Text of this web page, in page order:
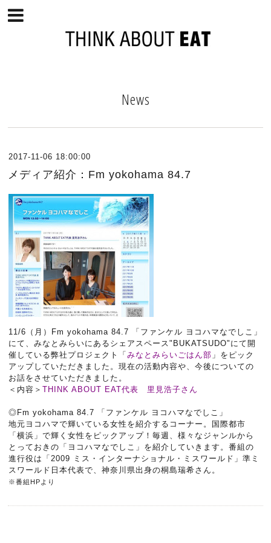
News
2017-11-06 18:00:00
メディア紹介：Fm yokohama 84.7
11/6（月）Fm yokohama 84.7 「ファンケル ヨコハマなでしこ」
にて、みなとみらいにあるシェアスペース"BUKATSUDO"にて開
催している弊社プロジェクト「みなとみらいごはん部 」をピック
アップしていただきました。現在の活動内容や、今後についての
お話をさせていただきました。
＜内容＞THINK ABOUT EAT代表 里見浩子さん
◎Fm yokohama 84.7 「ファンケル ヨコハマなでしこ」
地元ヨコハマで輝いている女性を紹介するコーナー。国際都市
「横浜」で輝く女性をピックアップ！毎週、様々なジャンルから
とっておきの「ヨコハマなでしこ」を紹介していきます。番組の
進行役は「2009 ミス・インターナショナル・ミスワールド」準ミ
スワールド日本代表で、神奈川県出身の桐島瑞希さん。
※番組HPより